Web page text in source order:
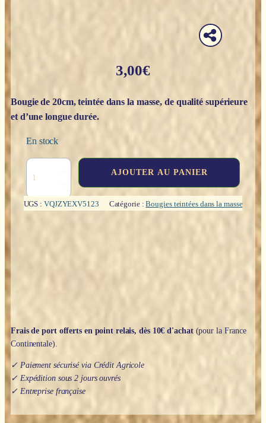
3,00€
Bougie de 20cm, teintée dans la masse, de qualité supérieure
et d’une longue durée.
En stock
dorée
20cm
AJOUTER AU PANIER
UGS : VQJZYEXV5123 Catégorie :Bougies teintées dans la masse
Frais de port offerts en point relais, dès 10€ d'achat(pour la France
Continentale).
✓ Paiement sécurisé via Crédit Agricole
✓ Expédition sous 2 jours ouvrés
✓ Entreprise française